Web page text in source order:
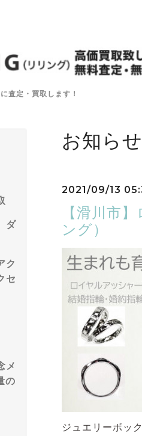
査定・買取します！
ダ
ク
セ
メ
の
お知らせ
2021/09/13
【滑川市
ング）
ジュエリーボッ